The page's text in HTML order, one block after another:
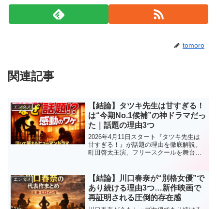
tomoro
関連記事
エンタメ
【結論】タツキ先生は甘すぎる！
は“今期No.1候補”の神ドラマだっ
た｜話題の理由3つ
2026年4月11日スタート『タツキ先生は
甘すぎる！』が話題の理由を徹底解説。
町田啓太主演、フリースクールを舞台に
エンタメ
【結論】川口春奈が“別格女優”で
あり続ける理由3つ…新作映画で
再証明される圧倒的存在感